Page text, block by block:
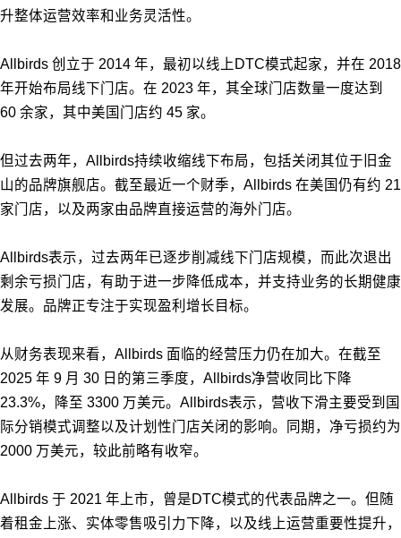
升整体运营效率和业务灵活性。
Allbirds 创立于 2014 年，最初以线上DTC模式起家，并在 2018
年开始布局线下门店。在 2023 年，其全球门店数量一度达到
60 余家，其中美国门店约 45 家。
但过去两年，Allbirds持续收缩线下布局，包括关闭其位于旧金
山的品牌旗舰店。截至最近一个财季，Allbirds 在美国仍有约 21
家门店，以及两家由品牌直接运营的海外门店。
Allbirds表示，过去两年已逐步削减线下门店规模，而此次退出
剩余亏损门店，有助于进一步降低成本，并支持业务的长期健康
发展。品牌正专注于实现盈利增长目标。
从财务表现来看，Allbirds 面临的经营压力仍在加大。在截至
2025 年 9 月 30 日的第三季度，Allbirds净营收同比下降
23.3%，降至 3300 万美元。Allbirds表示，营收下滑主要受到国
际分销模式调整以及计划性门店关闭的影响。同期，净亏损约为
2000 万美元，较此前略有收窄。
Allbirds 于 2021 年上市，曾是DTC模式的代表品牌之一。但随
着租金上涨、实体零售吸引力下降，以及线上运营重要性提升，